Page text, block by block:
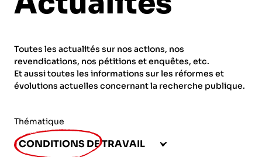
Fonction publique
Actions spécifiques
ORGANISMES
CNRS – Centre national de la recherche
scientifique
INRIA - Institut national de recherche en
INSERM – Institut national de la santé et de la
recherche médicale
AGENDA
PUBLICATIONS
Toutes les actualités sur nos actions, nos
revendications, nos pétitions et enquêtes, etc.
Et aussi toutes les informations sur les réformes et
évolutions actuelles concernant la recherche publique.
Thématique
CONDITIONS DE TRAVAIL